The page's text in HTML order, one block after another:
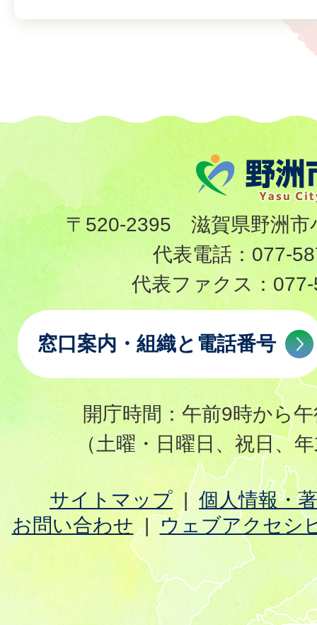
〒520-2395 滋賀県野洲市
代表電話： 077-
代表ファクス：
窓口案内・組織と電話番号
開庁時間：午前9時から
（土曜・日曜日、祝日、
サイトマップ
個人情報・
お問い合わせ
ウェブアクセシ